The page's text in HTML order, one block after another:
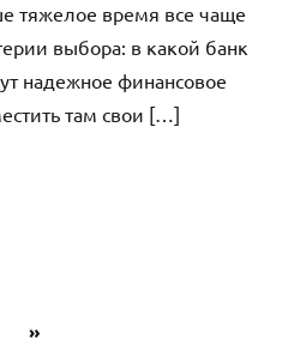
тяжелое время все чаще
выбора: в какой банк
надежное финансовое
там свои […]
Следующие
»